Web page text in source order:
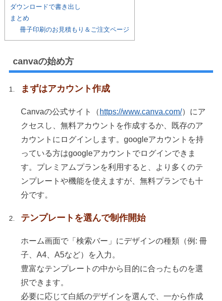
ダウンロードで書き出し
まとめ
冊子印刷のお見積もり＆ご注文ページ
canvaの始め方
まずはアカウント作成
Canvaの公式サイト（ https://www.canva.com/）にア
クセスし、無料アカウントを作成するか、既存のア
カウントにログインします。googleアカウントを持
っている方はgoogleアカウントでログインできま
す。プレミアムプランを利用すると、より多くのテ
ンプレートや機能を使えますが、無料プランでも十
分です。
テンプレートを選んで制作開始
ホーム画面で「検索バー」にデザインの種類（例: 冊
子、A4、A5など）を入力。
豊富なテンプレートの中から目的に合ったものを選
択できます。
必要に応じて白紙のデザインを選んで、一から作成